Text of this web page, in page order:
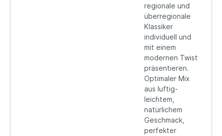
regionale und
überregionale
Klassiker
individuell und
mit einem
modernen Twist
präsentieren.
Optimaler Mix
aus luftig-
leichtem,
natürlichem
Geschmack,
perfekter